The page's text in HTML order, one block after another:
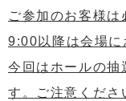
ご参加のお客様は
9:00以降は会場に
今回はホールの抽
す。ご注意くださ